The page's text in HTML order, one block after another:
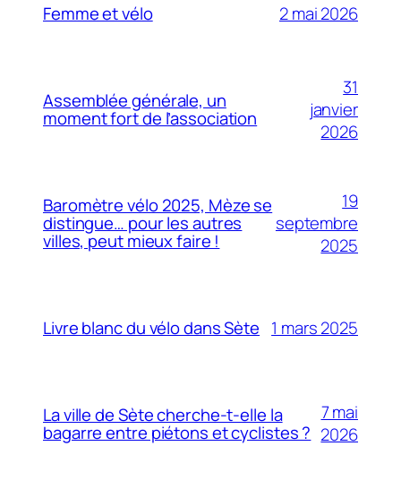
Femme et vélo 2 mai 2026
Assemblée générale, un
moment fort de l’association
31
janvier
2026
Baromètre vélo 2025, Mèze se
distingue… pour les autres
villes, peut mieux faire !
19
septembre
2025
Livre blanc du vélo dans Sète 1 mars 2025
La ville de Sète cherche-t-elle la
bagarre entre piétons et cyclistes ?
7 mai
2026